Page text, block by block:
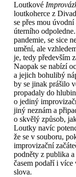
Loutkové
loutkoherce z
se přes mou
úterního
pandemie, se sice
umění, ale
je, tedy především
Naopak se nabízí
a jejich bohulibý
by se jinak prášilo
propadaly do
o jediný
jiný neznám a
o skvělý způsob,
Loutky navíc
že se v souboru,
improvizační
podněty z publika a
časem podaří i
slova.